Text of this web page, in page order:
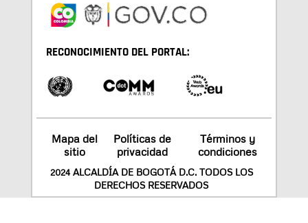
RECONOCIMIENTO DEL PORTAL:
Mapa del
sitio
Políticas de
privacidad
Términos y
condiciones
2024 ALCALDÍA DE BOGOTÁ D.C. TODOS LOS
DERECHOS RESERVADOS